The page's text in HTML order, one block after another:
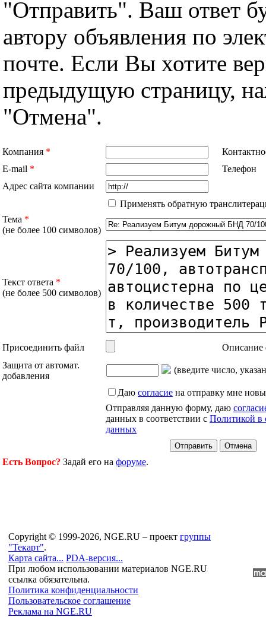
"Отправить". Ваш ответ
автору объявления по
почте. Если Вы хотите
предыдущую страницу,
"Отмена".
Компания *
E-mail *
Телефон
Адрес сайта компании
Применять обратную
Тема *
(не более 100 символов)
Текст ответа *
(не более 500 символов)
Присоединить файл
Описание
Защита от автомат.
добавления
(введите число,
Даю согласие на отправку мне
Отправляя данную форму, даю
данных в соответствии с Политикой в
данных
Есть Вопрос? Задай его на форуме.
Copyright © 1999-2026, NGE.RU – проект группы
"Текарт".
Карта сайта... PDA-версия...
При любом использовании материалов NGE.RU
ссылка обязательна.
Политика конфиденциальности
Пользовательское соглашение
Реклама на NGE.RU